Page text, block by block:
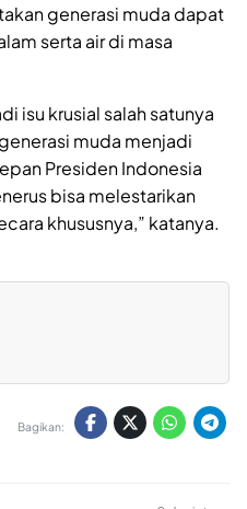
generasi muda dapat
serta air di masa
isu krusial salah satunya
muda menjadi
Presiden Indonesia
bisa melestarikan
khususnya,” katanya.
Bagikan: